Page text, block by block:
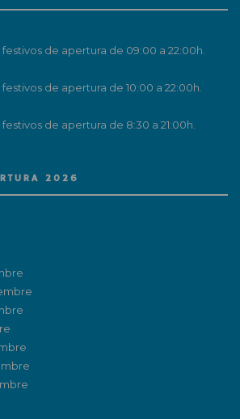
de apertura de 09:00 a 22:00h.
de apertura de 10:00 a 22:00h.
de apertura de 8:30 a 21:00h.
2026